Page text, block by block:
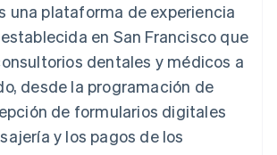
creadores
Juegos
Hostelería, viajes y ocio
Medios de
comunicación y
entretenimiento
Organizaciones sin
Recursos
aplicaciones
Ejemplos de código
Blog de
desarrolladores
Contacta con ventas
Conviértete en socio
una plataforma de experiencia
en San Francisco que
dentales y médicos a
desde la programación de
de formularios digitales
y los pagos de los